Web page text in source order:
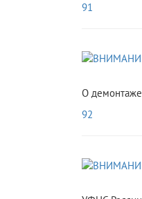
91
О демонтаже
92